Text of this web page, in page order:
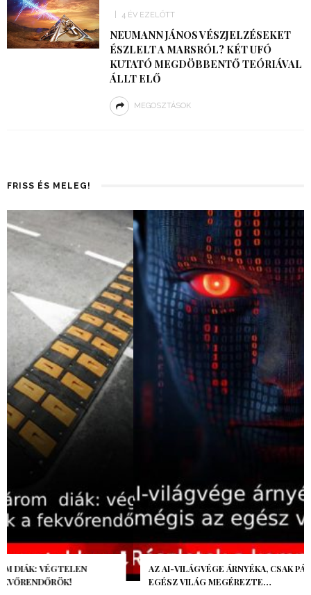
4 ÉV EZELŐTT
NEUMANN JÁNOS VÉSZJELZÉSEKET
ÉSZLELT A MARSRÓL? KÉT UFÓ
KUTATÓ MEGDÖBBENTŐ TEÓRIÁVAL
ÁLLT ELŐ
MEGOSZTÁSOK
FRISS ÉS MELEG!
AZ AI-VILÁGVÉGE ÁRNYÉKA, CSAK PÁR ÓRA VOLT, MÉGIS AZ
EGÉSZ VILÁG MEGÉREZTE…